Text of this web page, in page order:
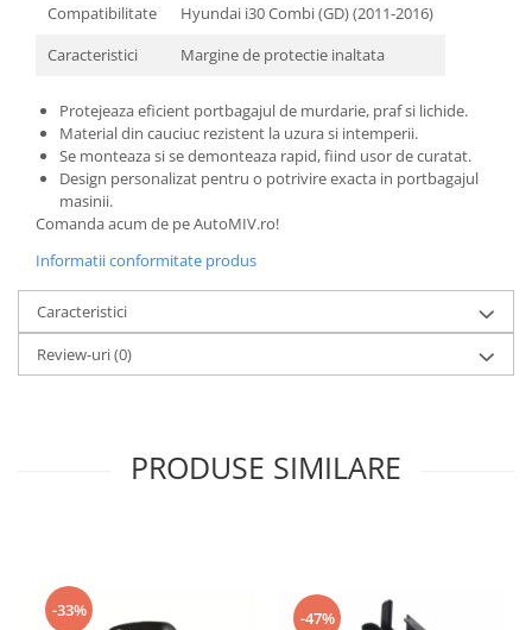
Compatibilitate
Hyundai i30 Combi (GD) (2011-2016)
Caracteristici
Margine de protectie inaltata
Protejeaza eficient portbagajul de murdarie, praf si lichide.
Material din cauciuc rezistent la uzura si intemperii.
Se monteaza si se demonteaza rapid, fiind usor de curatat.
Design personalizat pentru o potrivire exacta in portbagajul
masinii.
Comanda acum de pe AutoMIV.ro!
Informatii conformitate produs
Caracteristici
Review-uri(0)
PRODUSE SIMILARE
-33% -47%